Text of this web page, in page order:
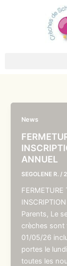
News
ANNUEL
SEGOLENE R. /
FERMETURE
Parents, Le
crèches sont
01/05/26
portes le
toutes les